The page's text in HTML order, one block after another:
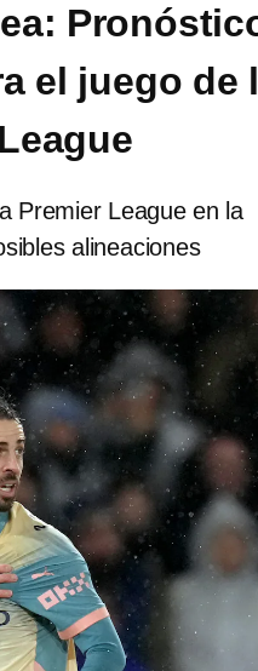
el juego de
Premier League en la
alineaciones